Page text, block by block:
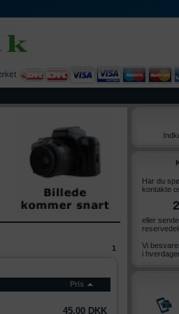
1
Pris
45,00 DKK
Har du
kontakte
eller
Vi
i